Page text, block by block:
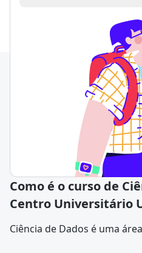
Como é o curso de
Centro Universitário
Ciência de Dados é uma